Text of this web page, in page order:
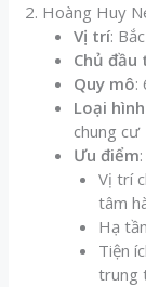
2. Hoàng Huy
Vị trí:
Chủ đầu
Quy mô:
Loại
chung cư
Ưu điểm:
Vị trí
tâm
Hạ
Tiện
trung